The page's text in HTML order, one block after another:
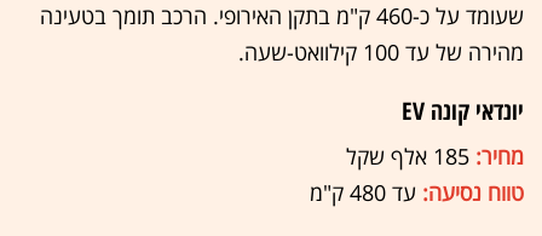
שעומד על כ-460 ק"מ בתקן האירופי. הרכב תומך בטעינה
מהירה של עד 100 קילוואט-שעה.
יונדאי קונה EV
מחיר:
טווח נסיעה: עד 480 ק"מ